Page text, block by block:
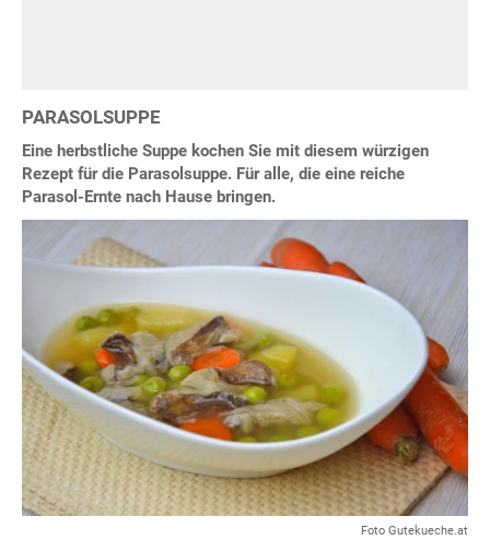
PARASOLSUPPE
Eine herbstliche Suppe kochen Sie mit diesem würzigen
Rezept für die Parasolsuppe. Für alle, die eine reiche
Parasol-Ernte nach Hause bringen.
Foto Gutekueche.at